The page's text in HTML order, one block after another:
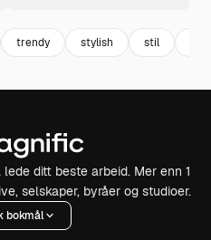
trendy stylish stil
ditt beste arbeid. Mer enn 1
selskaper, byråer og studioer.
bokmål